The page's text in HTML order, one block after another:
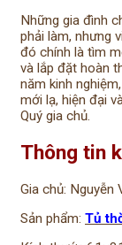
Những gia đình
phải làm, nhưng
đó chính là tìm
và lắp đặt hoàn
năm kinh
mới lạ, hiện đại
Quý gia chủ.
Thông tin
Gia chủ: Nguyễn
Sản phẩm: Tủ